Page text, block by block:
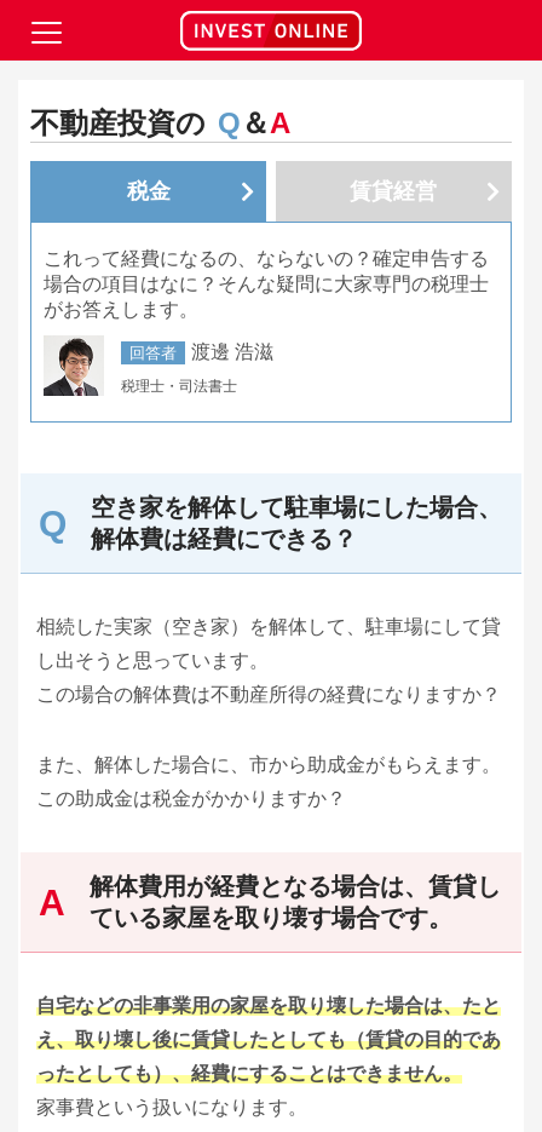
不動産投資の Q ＆A
税金 賃貸経営
これって経費になるの、ならないの？確定申告する
場合の項目はなに？そんな疑問に大家専門の税理士
がお答えします。
回答者 渡邊 浩滋
税理士・司法書士
空き家を解体して駐車場にした場合、
解体費は経費にできる？
相続した実家（空き家）を解体して、駐車場にして貸
し出そうと思っています。
この場合の解体費は不動産所得の経費になりますか？
また、解体した場合に、市から助成金がもらえます。
この助成金は税金がかかりますか？
解体費用が経費となる場合は、賃貸し
ている家屋を取り壊す場合です。
自宅などの非事業用の家屋を取り壊した場合は、たと
え、取り壊し後に賃貸したとしても（賃貸の目的であ
ったとしても）、経費にすることはできません。
家事費という扱いになります。